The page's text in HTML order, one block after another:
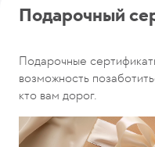
Подарочный
Подарочные
возможность
кто вам дорог.